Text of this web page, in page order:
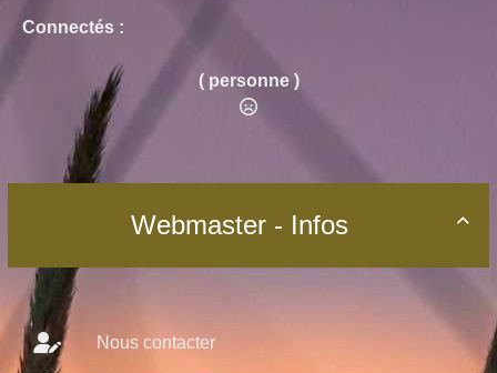
Connectés :
( personne )

Webmaster - Infos
Nous contacter